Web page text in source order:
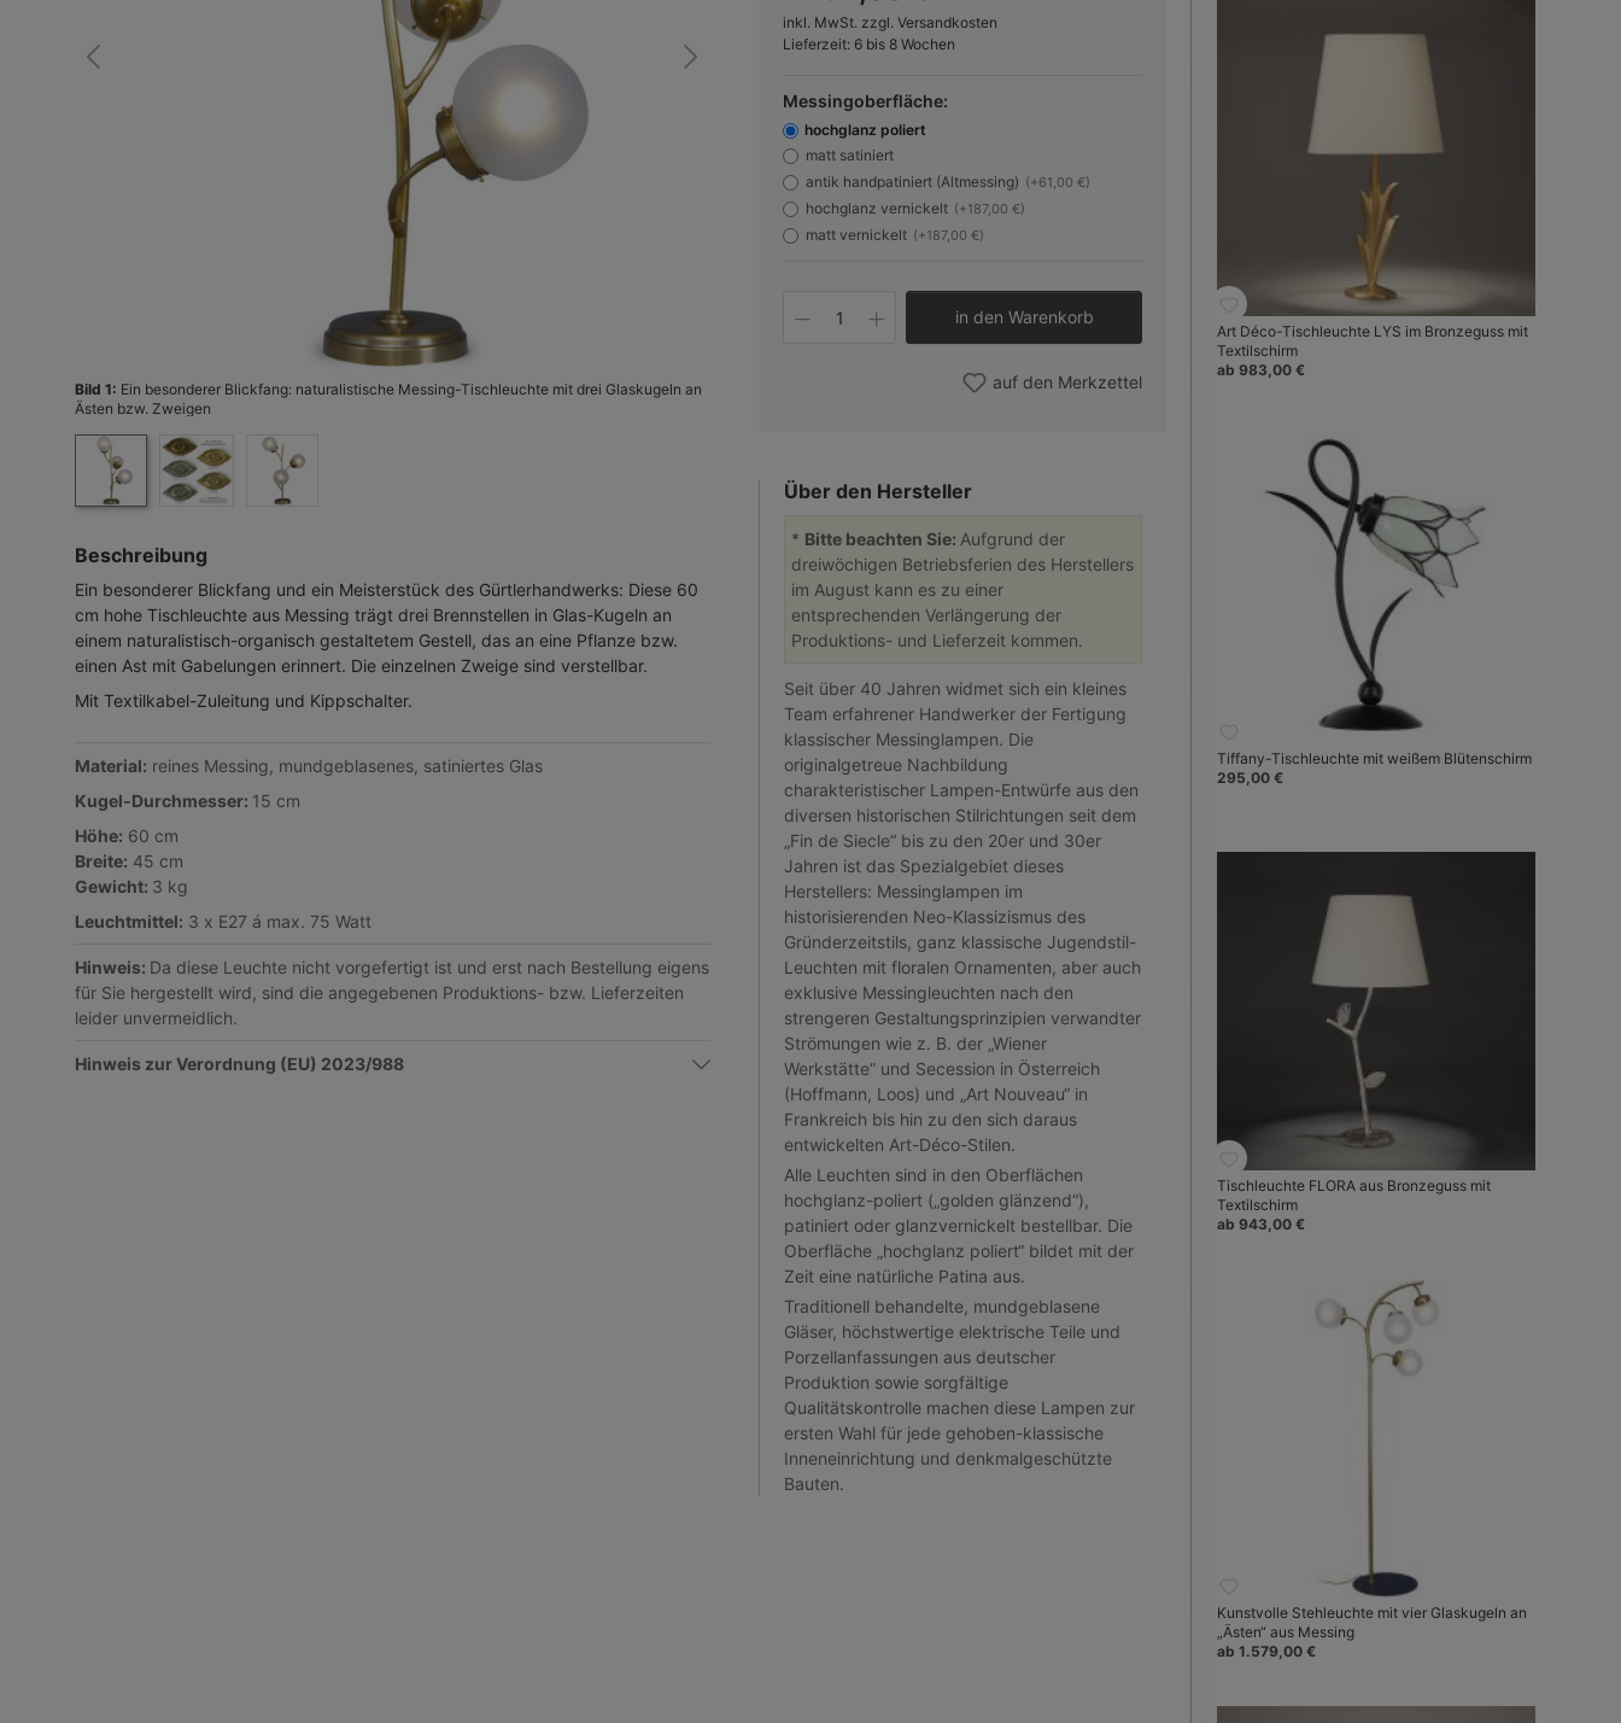
Bild 1: Ein besonderer Blickfang: naturalistische Messing-Tischleuchte mit drei Glaskugeln an
Ästen bzw. Zweigen
Beschreibung
Ein besonderer Blickfang und ein Meisterstück des Gürtlerhandwerks: Diese 60
cm hohe Tischleuchte aus Messing trägt drei Brennstellen in Glas-Kugeln an
einem naturalistisch-organisch gestaltetem Gestell, das an eine Pflanze bzw.
einen Ast mit Gabelungen erinnert. Die einzelnen Zweige sind verstellbar.
Mit Textilkabel-Zuleitung und Kippschalter.
Material: reines Messing, mundgeblasenes, satiniertes Glas
Kugel-Durchmesser: 15 cm
Höhe: 60 cm
Breite: 45 cm
Gewicht: 3 kg
Leuchtmittel: 3 x E27 á max. 75 Watt
Hinweis: Da diese Leuchte nicht vorgefertigt ist und erst nach Bestellung eigens
für Sie hergestellt wird, sind die angegebenen Produktions- bzw. Lieferzeiten
leider unvermeidlich.
Hinweis zur Verordnung (EU) 2023/988
inkl. MwSt. zzgl. Versandkosten
Lieferzeit: 6 bis 8 Wochen
Messingoberfläche:
hochglanz poliert
matt satiniert
antik handpatiniert (Altmessing) (+61,00 €)
hochglanz vernickelt (+187,00 €)
matt vernickelt (+187,00 €)
Produkt Anzahl: Gib den gewünschten Wert ein oder
in den Warenkorb
auf den Merkzettel
Über den Hersteller
* Bitte beachten Sie: Aufgrund der
dreiwöchigen Betriebsferien des Herstellers
im August kann es zu einer
entsprechenden Verlängerung der
Produktions- und Lieferzeit kommen.
Seit über 40 Jahren widmet sich ein kleines
Team erfahrener Handwerker der Fertigung
klassischer Messinglampen. Die
originalgetreue Nachbildung
charakteristischer Lampen-Entwürfe aus den
diversen historischen Stilrichtungen seit dem
„Fin de Siecle“ bis zu den 20er und 30er
Jahren ist das Spezialgebiet dieses
Herstellers: Messinglampen im
historisierenden Neo-Klassizismus des
Gründerzeitstils, ganz klassische Jugendstil-
Leuchten mit floralen Ornamenten, aber auch
exklusive Messingleuchten nach den
strengeren Gestaltungsprinzipien verwandter
Strömungen wie z. B. der „Wiener
Werkstätte“ und Secession in Österreich
(Hoffmann, Loos) und „Art Nouveau“ in
Frankreich bis hin zu den sich daraus
entwickelten Art-Déco-Stilen.
Alle Leuchten sind in den Oberflächen
hochglanz-poliert („golden glänzend“),
patiniert oder glanzvernickelt bestellbar. Die
Oberfläche „hochglanz poliert“ bildet mit der
Zeit eine natürliche Patina aus.
Traditionell behandelte, mundgeblasene
Gläser, höchstwertige elektrische Teile und
Porzellanfassungen aus deutscher
Produktion sowie sorgfältige
Qualitätskontrolle machen diese Lampen zur
ersten Wahl für jede gehoben-klassische
Inneneinrichtung und denkmalgeschützte
Bauten.
Art Déco-Tischleuchte LYS im Bronzeguss mit
Textilschirm
ab 983,00 €
Tiffany-Tischleuchte mit weißem Blütenschirm
295,00 €
Tischleuchte FLORA aus Bronzeguss mit
Textilschirm
ab 943,00 €
Kunstvolle Stehleuchte mit vier Glaskugeln an
„Ästen“ aus Messing
ab 1.579,00 €